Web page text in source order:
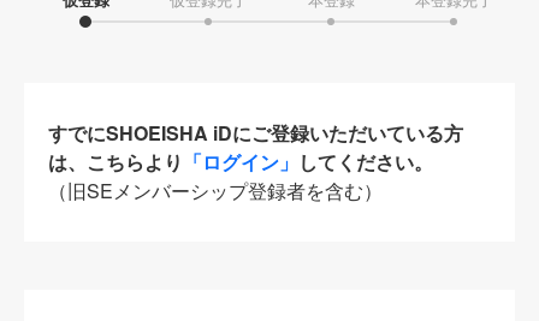
すでにSHOEISHA iDにご登録いただいている方
は、こちらより 「ログイン」 してください。
（旧SEメンバーシップ登録者を含む）